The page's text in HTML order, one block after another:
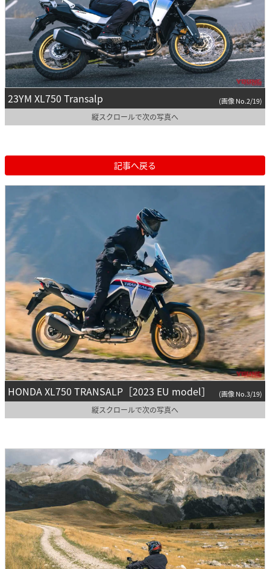
23YM XL750 Transalp (画像 No.2/19)
縦スクロールで次の写真へ
記事へ戻る
HONDA XL750 TRANSALP［2023 EU model］ (画像 No.3/19)
縦スクロールで次の写真へ